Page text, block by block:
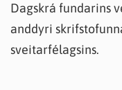
Dagskrá fundarins
anddyri
sveitarfélagsins.